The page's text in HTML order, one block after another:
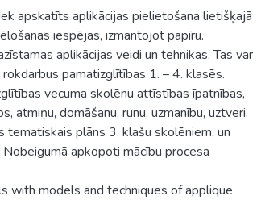
apskatīts aplikācijas pielietošana lietišķajā
iespējas, izmantojot papīru.
aplikācijas veidi un tehnikas. Tas var
pamatizglītības 1. – 4. klasēs.
vecuma skolēnu attīstības īpatnības,
atmiņu, domāšanu, runu, uzmanību, uztveri.
plāns 3. klašu skolēniem, un
apkopoti mācību procesa
with models and techniques of applique